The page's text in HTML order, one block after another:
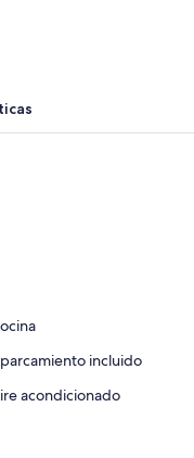
del alojamiento
incluido
acondicionado